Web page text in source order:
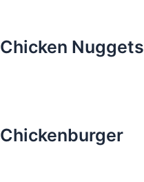
Chicken Nuggets
Chickenburger